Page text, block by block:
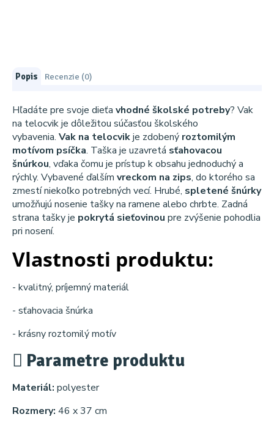
Popis Recenzie (0)
Hľadáte pre svoje dieťa vhodné školské potreby? Vak
na telocvik je dôležitou súčasťou školského
vybavenia. Vak na telocvikje zdobený roztomilým
motívom psíčka. Taška je uzavretá sťahovacou
šnúrkou, vďaka čomu je prístup k obsahu jednoduchý a
rýchly. Vybavené ďalším vreckom na zips, do ktorého sa
zmestí niekoľko potrebných vecí. Hrubé, spletené šnúrky
umožňujú nosenie tašky na ramene alebo chrbte. Zadná
strana tašky je pokrytá sieťovinou pre zvýšenie pohodlia
pri nosení.
Vlastnosti produktu:
- kvalitný, príjemný materiál
- sťahovacia šnúrka
- krásny roztomilý motív
Parametre produktu
Materiál: polyester
Rozmery: 46 x 37 cm